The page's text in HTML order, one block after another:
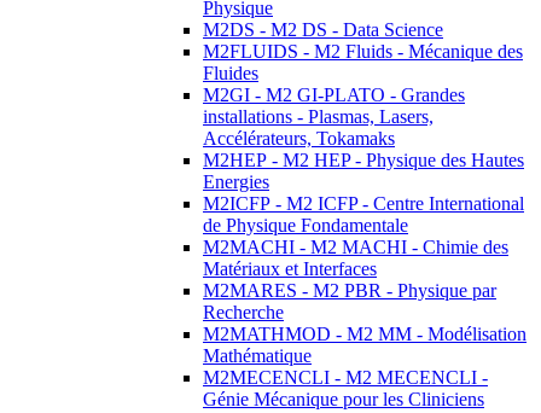
Physique
M2DS - M2 DS - Data Science
M2FLUIDS - M2 Fluids - Mécanique des
Fluides
M2GI - M2 GI-PLATO - Grandes
installations - Plasmas, Lasers,
Accélérateurs, Tokamaks
M2HEP - M2 HEP - Physique des Hautes
Energies
M2ICFP - M2 ICFP - Centre International
de Physique Fondamentale
M2MACHI - M2 MACHI - Chimie des
Matériaux et Interfaces
M2MARES - M2 PBR - Physique par
Recherche
M2MATHMOD - M2 MM - Modélisation
Mathématique
M2MECENCLI - M2 MECENCLI -
Génie Mécanique pour les Cliniciens